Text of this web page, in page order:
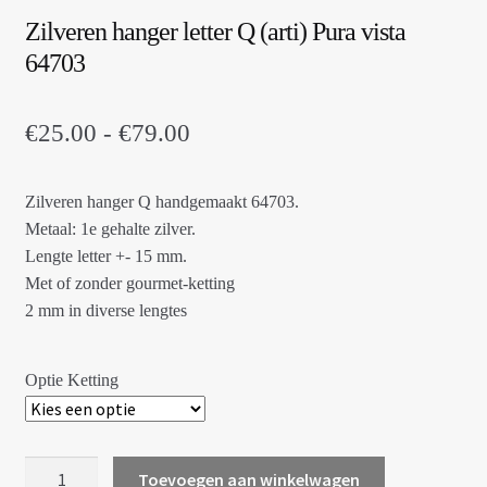
Zilveren hanger letter Q (arti) Pura vista
64703
€25.00 - €79.00Prijsklasse:
tot
Zilveren hanger Q handgemaakt 64703.
Metaal: 1e gehalte zilver.
Lengte letter +- 15 mm.
Met of zonder gourmet-ketting
2 mm in diverse lengtes
Optie Ketting
Toevoegen aan winkelwagen